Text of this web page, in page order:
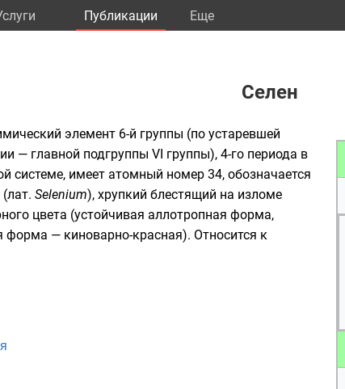
Публикации Eще
Селен
элемент 6-й группы (по устаревшей
— главной подгруппы VI группы), 4-го периода в
системе, имеет атомный номер 34, обозначается
(лат. Selenium),хрупкий блестящий на изломе
цвета (устойчивая аллотропная форма,
форма — киноварно-красная). Относится к